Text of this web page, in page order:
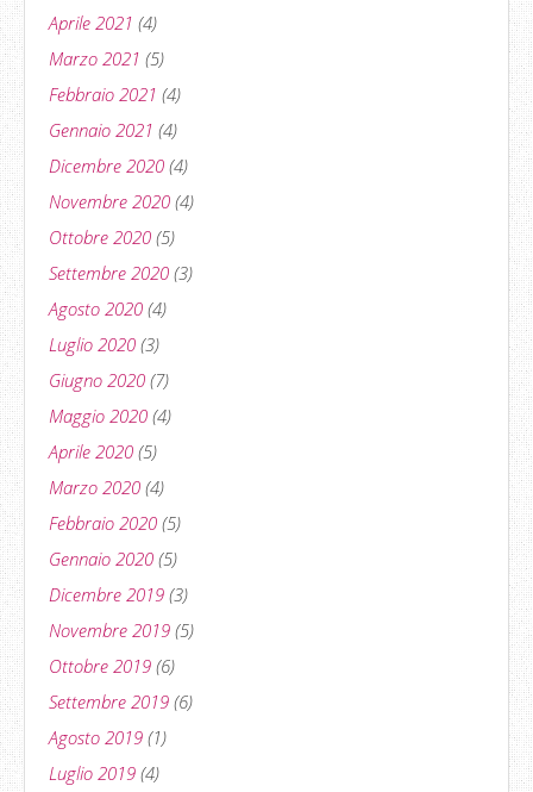
Aprile 2021 (4)
Marzo 2021 (5)
Febbraio 2021 (4)
Gennaio 2021 (4)
Dicembre 2020 (4)
Novembre 2020 (4)
Ottobre 2020 (5)
Settembre 2020 (3)
Agosto 2020 (4)
Luglio 2020 (3)
Giugno 2020 (7)
Maggio 2020 (4)
Aprile 2020 (5)
Marzo 2020 (4)
Febbraio 2020 (5)
Gennaio 2020 (5)
Dicembre 2019 (3)
Novembre 2019 (5)
Ottobre 2019 (6)
Settembre 2019 (6)
Agosto 2019 (1)
Luglio 2019 (4)